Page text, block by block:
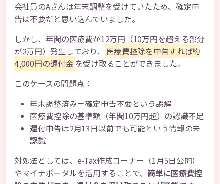
会社員のAさんは年末調整を受けていたため、確定申
告は不要だと思い込んでいました。
しかし、年間の医療費が12万円（10万円を超える部分
が2万円）発生しており、
医療費控除を申告すれば約
4,000円の還付金 を受け取ることができました。
このケースの問題点：
年末調整済み＝確定申告不要という誤解
医療費控除の基準額（年間10万円超）の認識不足
還付申告は2月13日以前でも可能という情報の未
認識
対処法としては、e-Tax作成コーナー（1月5日公開）
やマイナポータルを活用することで、 簡単に医療費控